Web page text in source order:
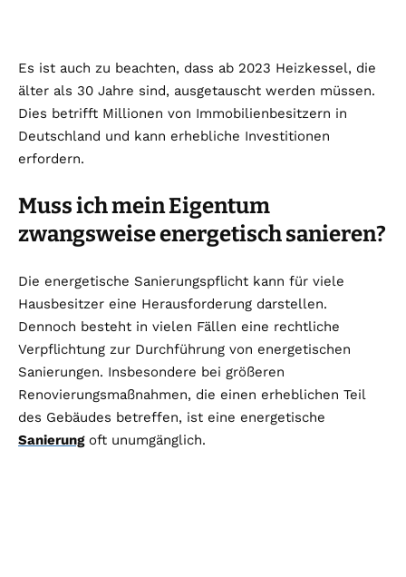
Es ist auch zu beachten, dass ab 2023 Heizkessel, die
älter als 30 Jahre sind, ausgetauscht werden müssen.
Dies betrifft Millionen von Immobilienbesitzern in
Deutschland und kann erhebliche Investitionen
erfordern.
Muss ich mein Eigentum
zwangsweise energetisch sanieren?
Die energetische Sanierungspflicht kann für viele
Hausbesitzer eine Herausforderung darstellen.
Dennoch besteht in vielen Fällen eine rechtliche
Verpflichtung zur Durchführung von energetischen
Sanierungen. Insbesondere bei größeren
Renovierungsmaßnahmen, die einen erheblichen Teil
des Gebäudes betreffen, ist eine energetische
Sanierungoft unumgänglich.